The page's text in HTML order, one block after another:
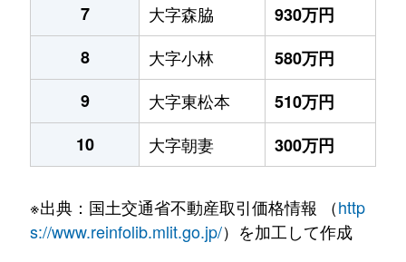
7
大字森脇
930万円
8
大字小林
580万円
9
大字東松本
510万円
10
大字朝妻 300万円
※出典：国土交通省不動産取引価格情報 （http
s://www.reinfolib.mlit.go.jp/）を加工して作成